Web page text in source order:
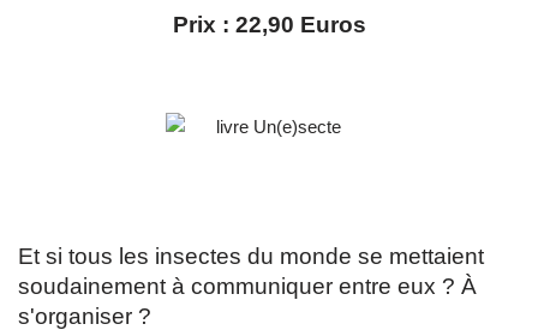
Prix : 22,90 Euros
Et si tous les insectes du monde se mettaient
soudainement à communiquer entre eux ? À
s'organiser ?